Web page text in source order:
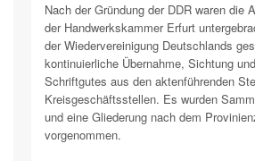
Nach der Gründung der DDR waren die
der Handwerkskammer Erfurt
der Wiedervereinigung Deutschlands
kontinuierliche Übernahme, Sichtung
Schriftgutes aus den aktenführenden
Kreisgeschäftsstellen. Es wurden
und eine Gliederung nach dem
vorgenommen.